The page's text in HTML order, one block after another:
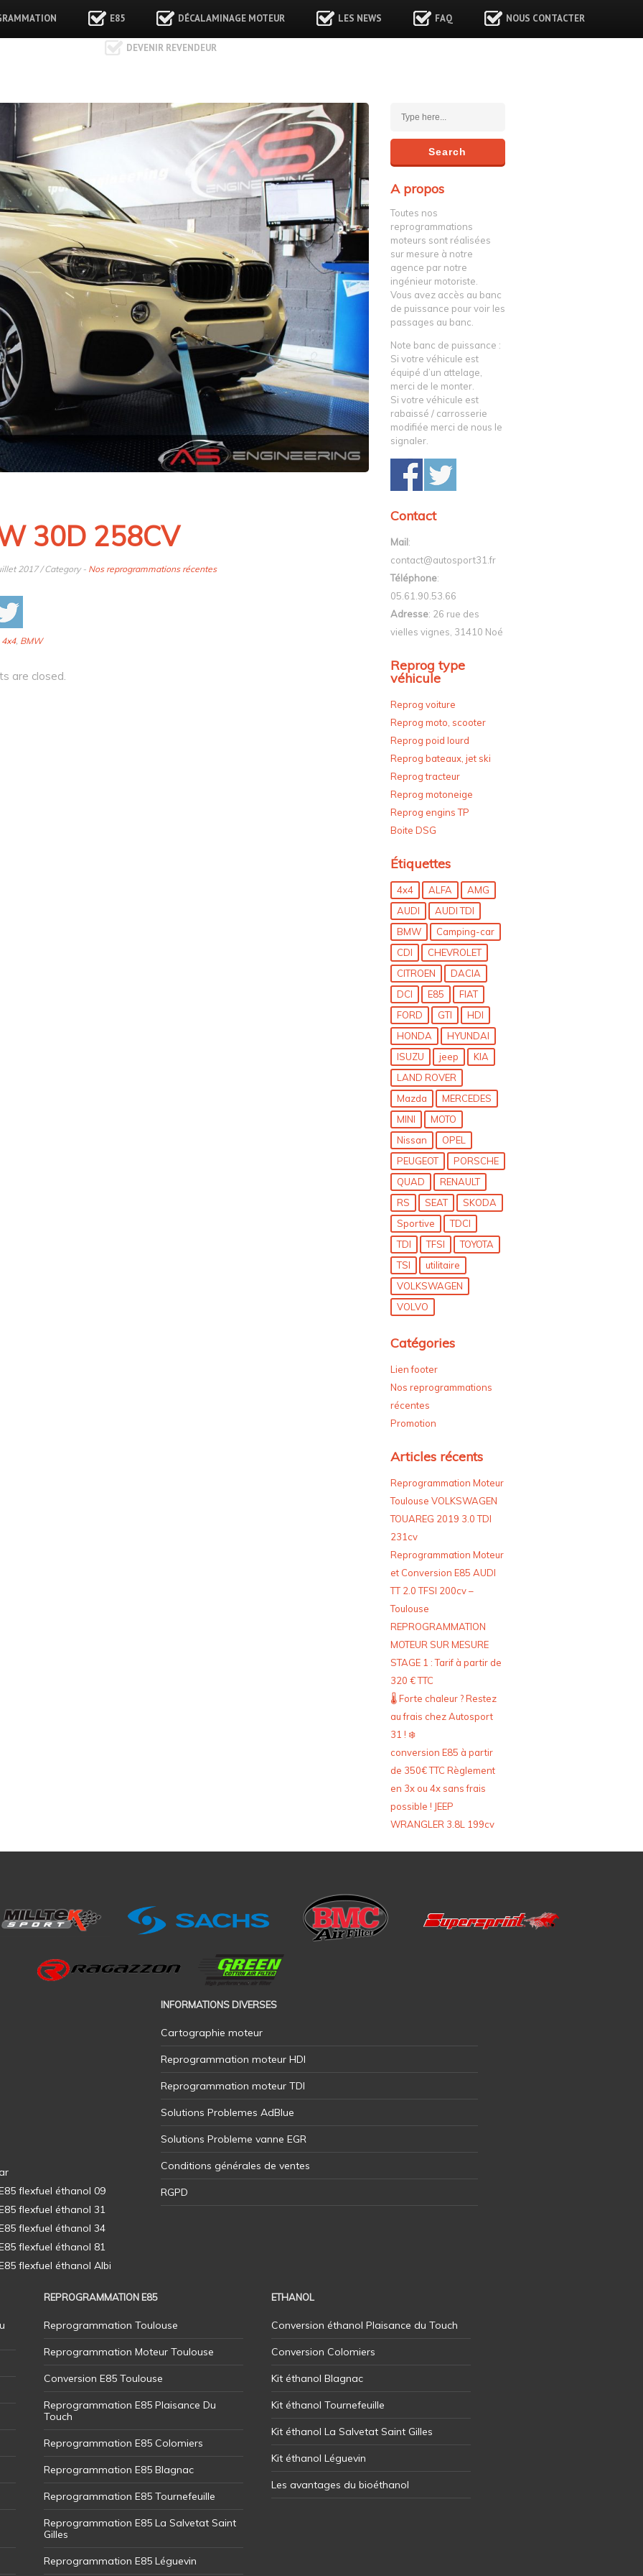
E85 DÉCALAMINAGE MOTEUR LES NEWS FAQ NOUS CONTACTER
DEVENIR REVENDEUR
30D 258CV
2017 / Category - Nos reprogrammations récentes
4x4, BMW
are closed.
A propos
Toutes nos
reprogrammations
moteurs sont réalisées
sur mesure à notre
agence par notre
ingénieur motoriste.
Vous avez accès au banc
de puissance pour voir les
passages au banc.
Note banc de puissance :
Si votre véhicule est
équipé d’un attelage,
merci de le monter.
Si votre véhicule est
rabaissé / carrosserie
modifiée merci de nous le
signaler.
Contact
Mail:
contact@autosport31.fr
Téléphone:
05.61.90.53.66
Adresse: 26 rue des
vielles vignes, 31410 Noé
Reprog type
véhicule
Reprog voiture
Reprog moto, scooter
Reprog poid lourd
Reprog bateaux, jet ski
Reprog tracteur
Reprog motoneige
Reprog engins TP
Boite DSG
Étiquettes
4x4 ALFA
AMG
AUDI
AUDI TDI
BMW
Camping-car
CDI
CHEVROLET
CITROEN
DACIA
DCI
E85
FIAT
FORD
GTI
HDI
HONDA
HYUNDAI
ISUZU
jeep
KIA
LAND ROVER
Mazda
MERCEDES
MINI
MOTO
Nissan
OPEL
PEUGEOT
PORSCHE
QUAD
RENAULT
RS
SEAT
SKODA
Sportive
TDCI
TDI
TFSI
TOYOTA
TSI
utilitaire
VOLKSWAGEN
VOLVO
Catégories
Lien footer
Nos reprogrammations
récentes
Promotion
Articles récents
Reprogrammation Moteur
Toulouse VOLKSWAGEN
TOUAREG 2019 3.0 TDI
231cv
Reprogrammation Moteur
et Conversion E85 AUDI
TT 2.0 TFSI 200cv –
Toulouse
REPROGRAMMATION
MOTEUR SUR MESURE
STAGE 1 : Tarif à partir de
320 € TTC
🌡️ Forte chaleur ? Restez
au frais chez Autosport
31 ! ❄️
conversion E85 à partir
de 350€ TTC Règlement
en 3x ou 4x sans frais
possible ! JEEP
WRANGLER 3.8L 199cv
INFORMATIONS DIVERSES
Cartographie moteur
Reprogrammation moteur HDI
Reprogrammation moteur TDI
Solutions Problemes AdBlue
Solutions Probleme vanne EGR
Conditions générales de ventes
RGPD
REPROGRAMMATION E85
Reprogrammation Toulouse
Reprogrammation Moteur Toulouse
Conversion E85 Toulouse
Reprogrammation E85 Plaisance Du
Touch
Reprogrammation E85 Colomiers
Reprogrammation E85 Blagnac
Reprogrammation E85 Tournefeuille
Reprogrammation E85 La Salvetat Saint
Gilles
Reprogrammation E85 Léguevin
ETHANOL
Conversion éthanol Plaisance du Touch
Conversion Colomiers
Kit éthanol Blagnac
Kit éthanol Tournefeuille
Kit éthanol La Salvetat Saint Gilles
Kit éthanol Léguevin
Les avantages du bioéthanol
flexfuel éthanol 09
flexfuel éthanol 31
flexfuel éthanol 34
flexfuel éthanol 81
flexfuel éthanol Albi